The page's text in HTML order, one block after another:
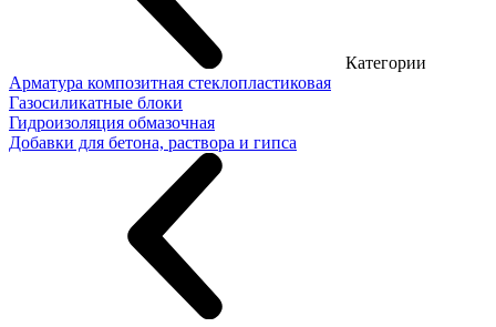
Категории
Арматура композитная стеклопластиковая
Газосиликатные блоки
Гидроизоляция обмазочная
Добавки для бетона, раствора и гипса